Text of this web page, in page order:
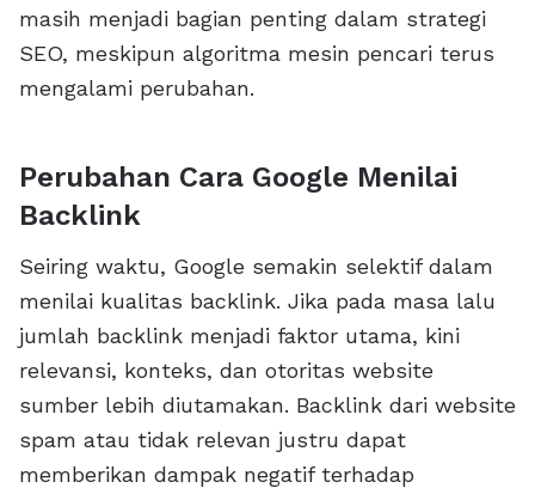
masih menjadi bagian penting dalam strategi
SEO, meskipun algoritma mesin pencari terus
mengalami perubahan.
Perubahan Cara Google Menilai
Backlink
Seiring waktu, Google semakin selektif dalam
menilai kualitas backlink. Jika pada masa lalu
jumlah backlink menjadi faktor utama, kini
relevansi, konteks, dan otoritas website
sumber lebih diutamakan. Backlink dari website
spam atau tidak relevan justru dapat
memberikan dampak negatif terhadap